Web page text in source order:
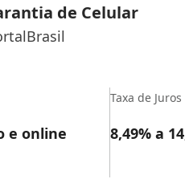
de Celular
e online
Taxa de Juros
8,49% a